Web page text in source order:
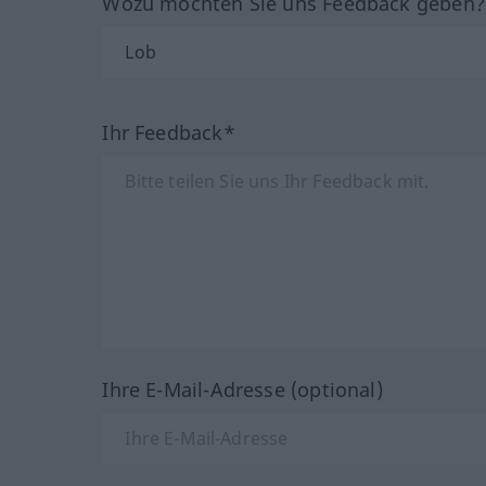
Ihr Feedback*
Ihre E-Mail-Adresse (optional)